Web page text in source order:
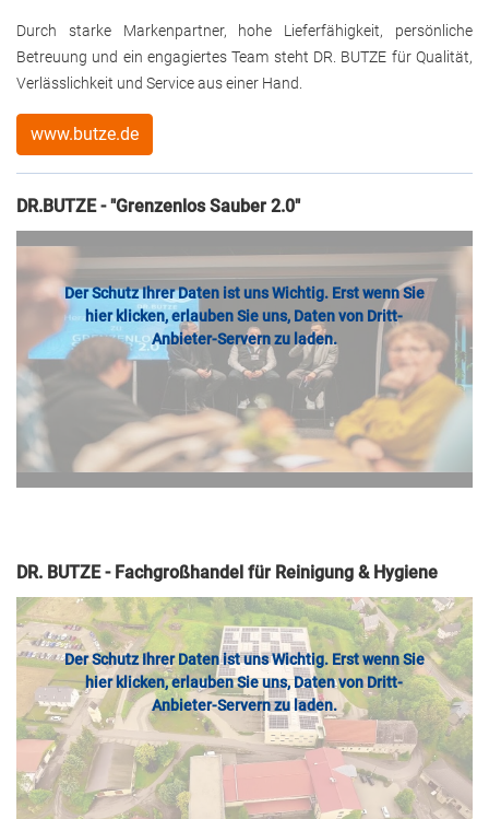
Durch starke Markenpartner, hohe Lieferfähigkeit, persönliche
Betreuung und ein engagiertes Team steht DR. BUTZE für Qualität,
Verlässlichkeit und Service aus einer Hand.
www.butze.de
DR.BUTZE - "Grenzenlos Sauber 2.0"
Der Schutz Ihrer Daten ist uns Wichtig. Erst wenn Sie
hier klicken, erlauben Sie uns, Daten von Dritt-
Anbieter-Servern zu laden.
DR. BUTZE - Fachgroßhandel für Reinigung & Hygiene
Der Schutz Ihrer Daten ist uns Wichtig. Erst wenn Sie
hier klicken, erlauben Sie uns, Daten von Dritt-
Anbieter-Servern zu laden.